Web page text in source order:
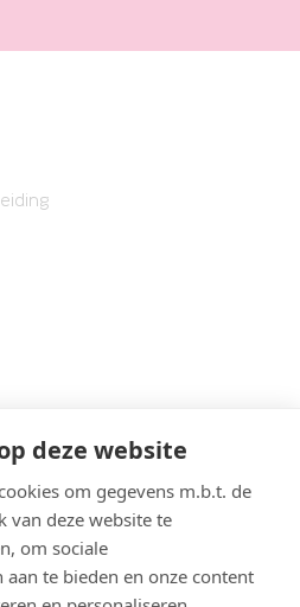
deze website
om gegevens m.b.t. de
van deze website te
om sociale
te bieden en onze content
protocollen